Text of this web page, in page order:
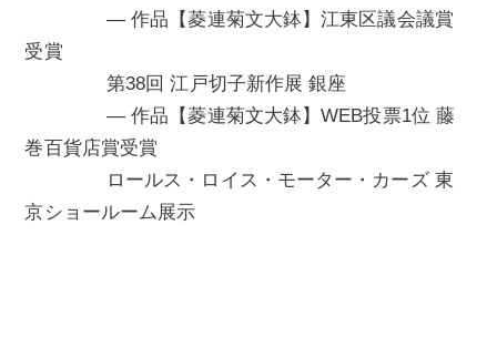
— 作品【菱連菊文大鉢】江東区議会議賞
受賞
第38回 江戸切子新作展 銀座
— 作品【菱連菊文大鉢】WEB投票1位 藤
巻百貨店賞受賞
ロールス・ロイス・モーター・カーズ 東
京ショールーム展示